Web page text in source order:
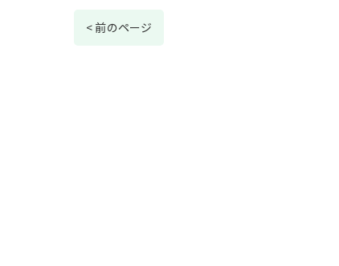
< 前のページ